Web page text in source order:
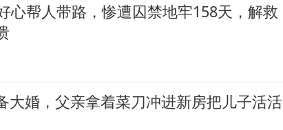
心帮人带路，惨遭囚禁地牢158天，解救
大婚，父亲拿着菜刀冲进新房把儿子活活